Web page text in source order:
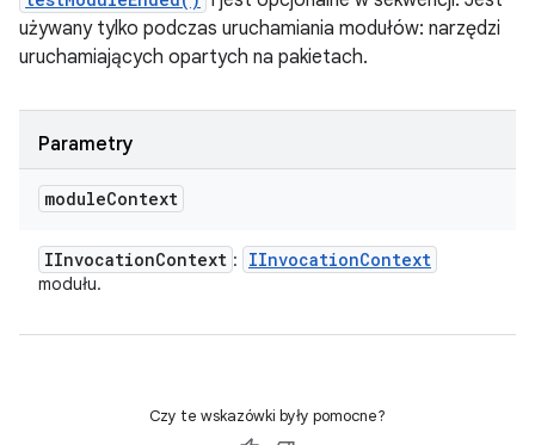
używany tylko podczas uruchamiania modułów: narzędzi
uruchamiających opartych na pakietach.
Parametry
moduleContext
IInvocationContext : IInvocationContext
modułu.
Czy te wskazówki były pomocne?